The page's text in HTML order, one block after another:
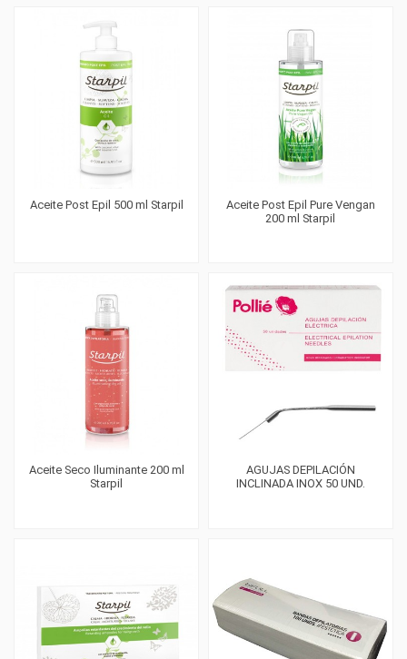
Aceite Post Epil 500 ml Starpil
Aceite Post Epil Pure Vengan
200 ml Starpil
Aceite Seco Iluminante 200 ml
Starpil
AGUJAS DEPILACIÓN
INCLINADA INOX 50 UND.